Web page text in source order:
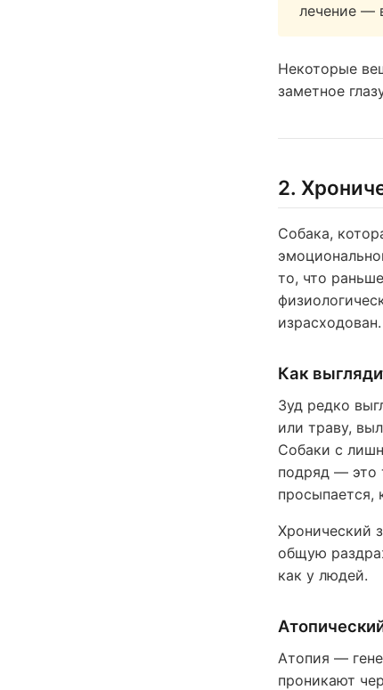
лечение —
Некоторые
заметное
2.
Собака,
то, что
израсходован.
Как
Зуд редко
или траву,
Собаки с
подряд — это
просыпается,
Хронический
общую
как у людей.
Атопия —
проникают